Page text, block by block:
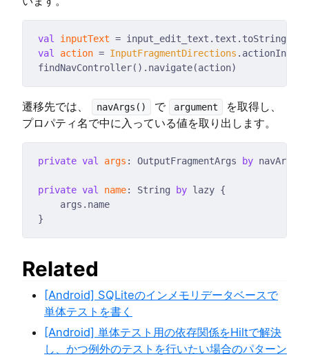
val inputText
val
action = InputFragmentDirections
遷移先では、 navArgs() で argument
を取得し、
プロパティ名で中に入っている値を取り出します。
private val args : OutputFragmentArgs by
private val name: String by
Related
[Android] SQLiteのインメモリデータベースで
単体テストを書く
[Android] 単体テスト用の依存関係をHiltで解決
し、かつ例外のテストを行いたい場合のパターン